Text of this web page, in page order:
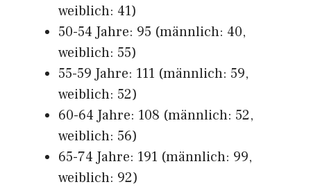
weiblich: 41)
50-54 Jahre: 95 (männlich: 40,
weiblich: 55)
55-59 Jahre: 111 (männlich: 59,
weiblich: 52)
60-64 Jahre: 108 (männlich: 52,
weiblich: 56)
65-74 Jahre: 191 (männlich: 99,
weiblich: 92)